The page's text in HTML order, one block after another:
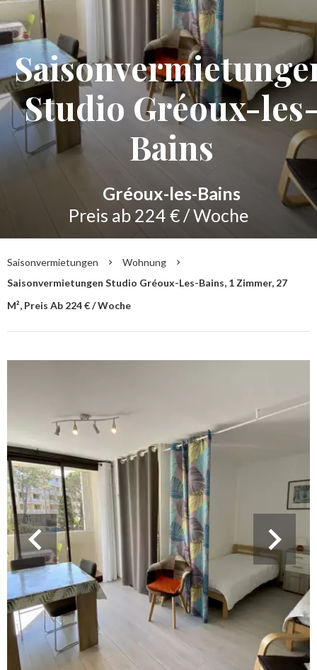
Studio Gréoux-
Bains
Gréoux-les-Bains
Preis ab 224 € / Woche
Saisonvermietungen
Wohnung
Saisonvermietungen Studio Gréoux-Les-Bains, 1 Zimmer, 27
M², Preis Ab 224 € / Woche